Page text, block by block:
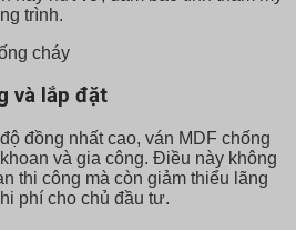
trình.
và lắp đặt
đồng nhất cao, ván MDF chống
và gia công. Điều này không
thi công mà còn giảm thiểu lãng
phí cho chủ đầu tư.